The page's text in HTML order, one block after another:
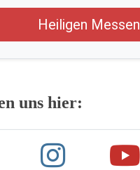
Heiligen Messen
uns hier: